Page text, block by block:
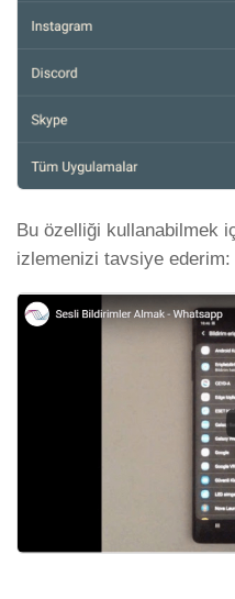
Bu özelliği kullanabilmek
izlemenizi tavsiye ederim: